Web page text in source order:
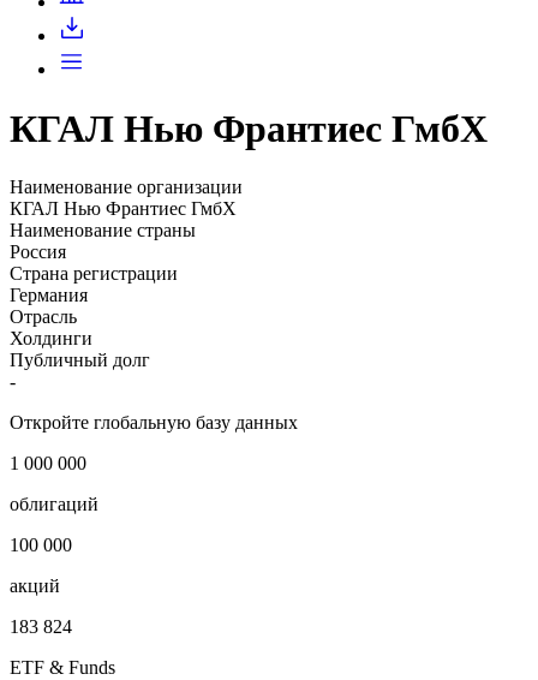
КГАЛ Нью Франтиес ГмбХ
Наименование организации
КГАЛ Нью Франтиес ГмбХ
Наименование страны
Россия
Страна регистрации
Холдинги
-
Откройте глобальную базу данных
1 000 000
облигаций
100 000
акций